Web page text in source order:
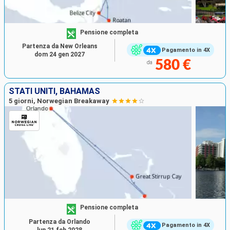
Pagamento in 4X
Pensione completa
da 580 €
Partenza da New Orleans
dom 24 gen 2027
STATI UNITI, BAHAMAS
5 giorni, Norwegian Breakaway
Pagamento in 4X
Pensione completa
Partenza da Orlando